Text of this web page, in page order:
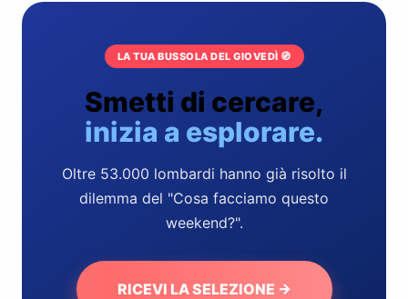
LA TUA BUSSOLA DEL GIOVEDÌ 🧭
Smetti di cercare,
inizia a esplorare.
Oltre 53.000 lombardi hanno già risolto il
dilemma del "Cosa facciamo questo
weekend?".
RICEVI LA SELEZIONE →